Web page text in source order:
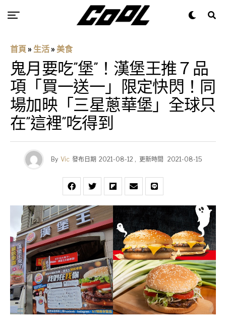
首頁 » 生活 » 美食
鬼月要吃”堡”！漢堡王推７品
項「買一送一」限定快閃！同
場加映「三星蔥華堡」全球只
在”這裡”吃得到
By Vic 發布日期 2021-08-12 , 更新時間 2021-08-15